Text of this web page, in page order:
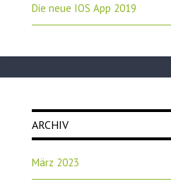
Die neue IOS App 2019
ARCHIV
März 2023